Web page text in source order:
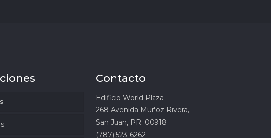
Contacto
Edificio World Plaza
268 Avenida Muñoz Rivera,
San Juan, PR. 00918
(787) 523-6262